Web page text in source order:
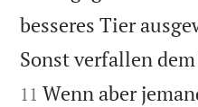
besseres Tier
Sonst verfallen
11 Wenn aber